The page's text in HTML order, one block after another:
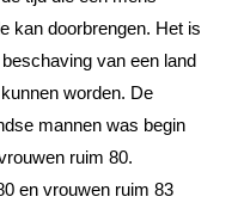
kan doorbrengen. Het is
van een land
worden. De
mannen was begin
ruim 80.
en vrouwen ruim 83